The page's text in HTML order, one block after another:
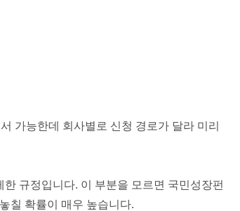
가능한데 회사별로 신청 경로가 달라 미리
규정입니다. 이 부분을 모르면 국민성장펀
칠 확률이 매우 높습니다.